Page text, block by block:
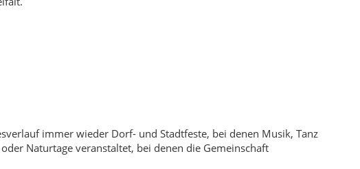
einer bedeutenden Gießerei. Bereits im 15. Jahrhundert wurde
Reich. Die Überreste dieser Gießerei, häufig als „Fatih-
lebten nebeneinander. Nach den
Bewohner haben Wurzeln in pomakischen Siedlungen aus
im gleichnamigen Ort. Mit dem Natur- und Küstentourismus